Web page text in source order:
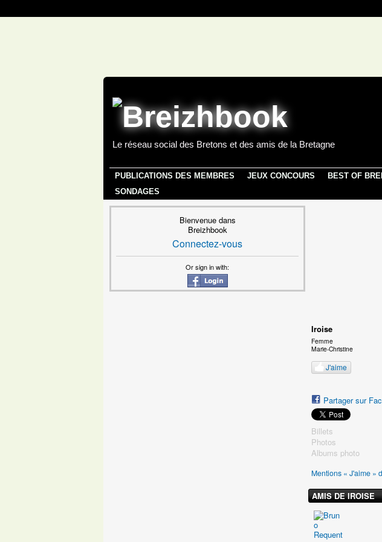
Le réseau social des Bretons et des amis de la Bretagne
PUBLICATIONS DES MEMBRES JEUX CONCOURS BEST OF
SONDAGES
Bienvenue dans
Breizhbook
Connectez-vous
Or sign in with:
Iroise
Femme
Marie-Christine
J'aime
Partager sur
Billets
Photos
Albums photo
Mentions « J'aime »
AMIS DE IROISE